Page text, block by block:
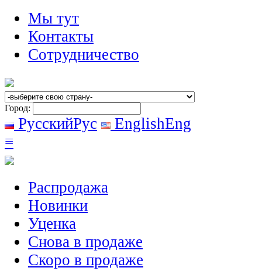
Мы тут
Контакты
Сотрудничество
Город:
РусскийРус EnglishEng
≡
Распродажа
Новинки
Уценка
Снова в продаже
Скоро в продаже